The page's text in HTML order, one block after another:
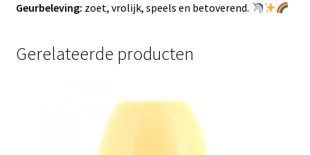
Geurbeleving: zoet, vrolijk, speels en betoverend.
Gerelateerde producten